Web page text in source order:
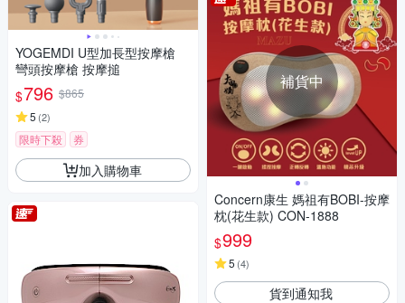
YOGEMDI U型加長型按摩槍
彎頭按摩槍 按摩搥
$796 $865
5 (2)
限時下殺 券
加入購物車
補貨中
Concern康生 媽祖有BOBI-按摩
枕(花生款) CON-1888
$999
5 (4)
貨到通知我